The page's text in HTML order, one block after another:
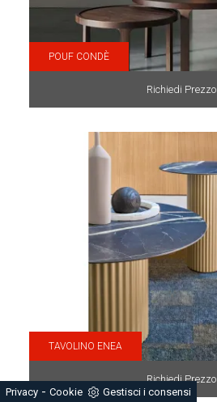
POUF CONDÈ
Richiedi Prezzo
TAVOLINO ENEA
Richiedi Prezzo
Privacy - Cookie Gestisci i consensi